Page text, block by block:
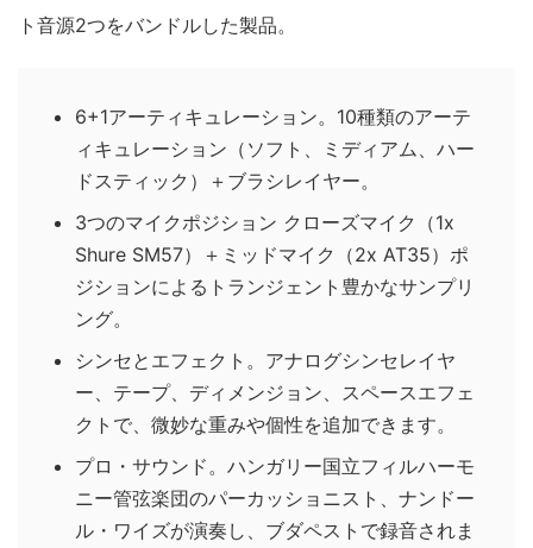
ト音源2つをバンドルした製品。
6+1アーティキュレーション。10種類のアーテ
ィキュレーション（ソフト、ミディアム、ハー
ドスティック）＋ブラシレイヤー。
3つのマイクポジション クローズマイク（1x
Shure SM57）＋ミッドマイク（2x AT35）ポ
ジションによるトランジェント豊かなサンプリ
ング。
シンセとエフェクト。アナログシンセレイヤ
ー、テープ、ディメンジョン、スペースエフェ
クトで、微妙な重みや個性を追加できます。
プロ・サウンド。ハンガリー国立フィルハーモ
ニー管弦楽団のパーカッショニスト、ナンドー
ル・ワイズが演奏し、ブダペストで録音されま